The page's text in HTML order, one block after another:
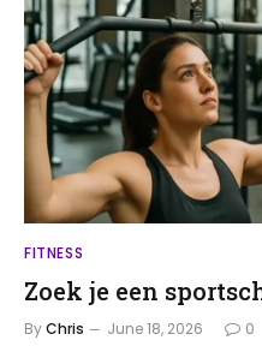
FITNESS
Zoek je een
ByChris June 18, 2026 0